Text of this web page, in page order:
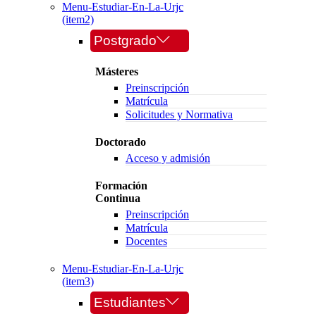
Menu-Estudiar-En-La-Urjc
(item2)
Postgrado
Másteres
Preinscripción
Matrícula
Solicitudes y Normativa
Doctorado
Acceso y admisión
Formación
Continua
Preinscripción
Matrícula
Docentes
Menu-Estudiar-En-La-Urjc
(item3)
Estudiantes